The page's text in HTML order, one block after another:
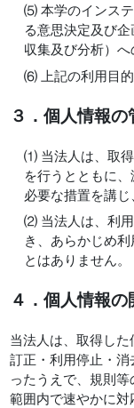
⑸ 本学のインス
る意思決定及び
収集及び分析）
⑹ 上記の利用目
３．個人情報の
⑴ 当法人は、取
を行うとともに
必要な措置を講じ
⑵ 当法人は、利
き、あらかじめ
とはありません。
４．個人情報
当法人は、取得し
訂正・利用停止・
ったうえで、規則
範囲内で速やかに対